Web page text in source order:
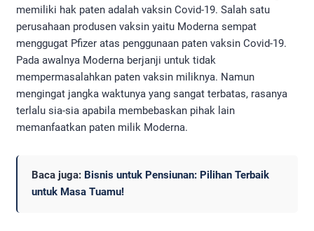
memiliki hak paten adalah vaksin Covid-19. Salah satu
perusahaan produsen vaksin yaitu Moderna sempat
menggugat Pfizer atas penggunaan paten vaksin Covid-19.
Pada awalnya Moderna berjanji untuk tidak
mempermasalahkan paten vaksin miliknya. Namun
mengingat jangka waktunya yang sangat terbatas, rasanya
terlalu sia-sia apabila membebaskan pihak lain
memanfaatkan paten milik Moderna.
Baca juga: Bisnis untuk Pensiunan: Pilihan Terbaik
untuk Masa Tuamu!